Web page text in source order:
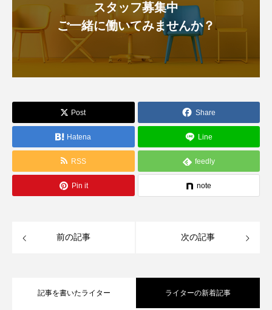
スタッフ募集中
ご一緒に働いてみませんか？
Post Share
Hatena Line
RSS feedly
Pin it note
前の記事 次の記事
記事を書いたライター ライターの新着記事